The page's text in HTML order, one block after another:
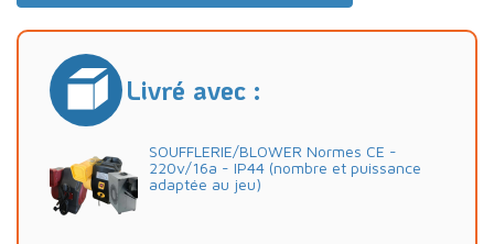
Livré avec :
SOUFFLERIE/BLOWER Normes CE -
220v/16a - IP44 (nombre et puissance
adaptée au jeu)